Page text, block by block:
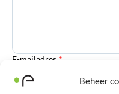
Beheer
E-mailadres *